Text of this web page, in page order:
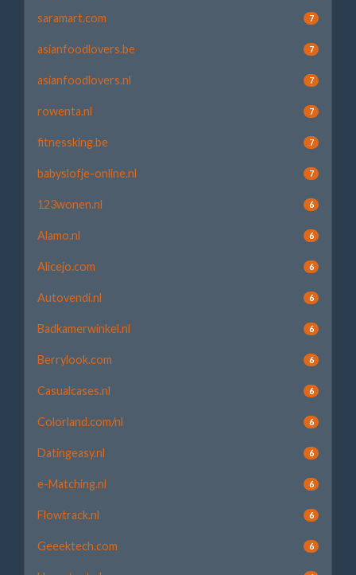
saramart.com 7
asianfoodlovers.be 7
asianfoodlovers.nl 7
rowenta.nl 7
fitnessking.be 7
babyslofje-online.nl 7
123wonen.nl 6
Alamo.nl 6
Alicejo.com 6
Autovendi.nl 6
Badkamerwinkel.nl 6
Berrylook.com 6
Casualcases.nl 6
Colorland.com/nl 6
Datingeasy.nl 6
e-Matching.nl 6
Flowtrack.nl 6
Geeektech.com 6